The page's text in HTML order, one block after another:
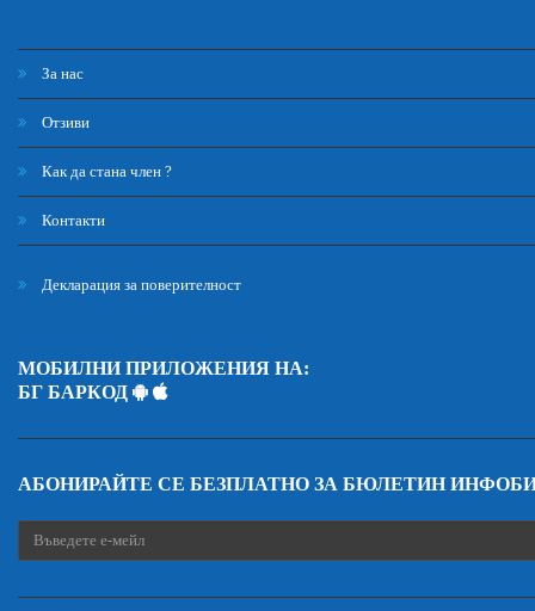
За нас
Отзиви
Как да стана член ?
Контакти
Декларация за поверителност
МОБИЛНИ ПРИЛОЖЕНИЯ НА:
БГ БАРКОД
АБОНИРАЙТЕ СЕ БЕЗПЛАТНО ЗА БЮЛЕТИН